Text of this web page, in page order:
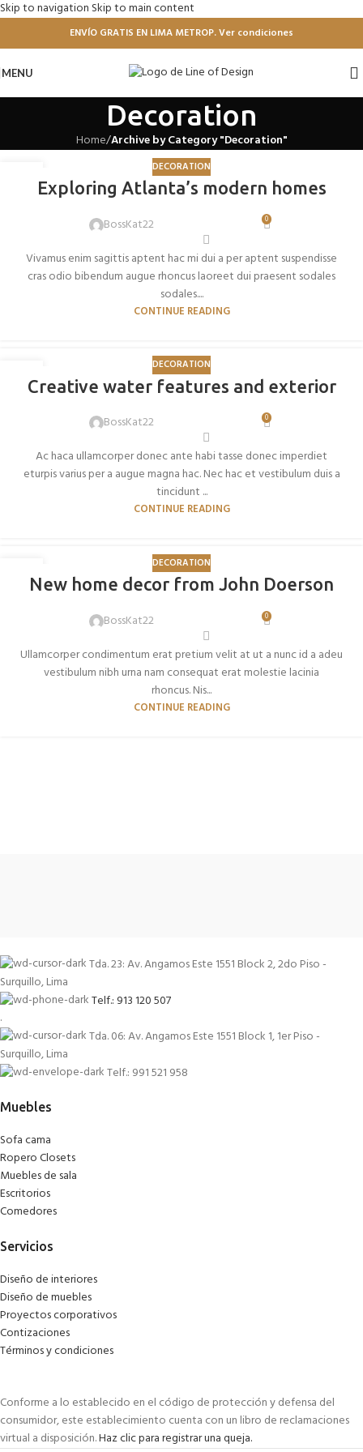
Skip to navigation Skip to main content
ENVÍO GRATIS EN LIMA METROP. Ver condiciones
MENU
Decoration
Home/Archive by Category "Decoration"
DECORATION
Exploring Atlanta’s modern homes
BossKat22 0
Vivamus enim sagittis aptent hac mi dui a per aptent suspendisse
cras odio bibendum augue rhoncus laoreet dui praesent sodales
sodales....
CONTINUE READING
27
AGO
DECORATION
Creative water features and exterior
BossKat22 0
Ac haca ullamcorper donec ante habi tasse donec imperdiet
eturpis varius per a augue magna hac. Nec hac et vestibulum duis a
tincidunt ...
CONTINUE READING
AGO
DECORATION
New home decor from John Doerson
BossKat22 0
Ullamcorper condimentum erat pretium velit at ut a nunc id a adeu
vestibulum nibh urna nam consequat erat molestie lacinia
rhoncus. Nis...
CONTINUE READING
Tda. 23: Av. Angamos Este 1551 Block 2, 2do Piso -
Surquillo, Lima
Telf.: 913 120 507
.
Tda. 06: Av. Angamos Este 1551 Block 1, 1er Piso -
Surquillo, Lima
Telf.: 991 521 958
Muebles
Sofa cama
Ropero Closets
Muebles de sala
Escritorios
Comedores
Servicios
Diseño de interiores
Diseño de muebles
Proyectos corporativos
Contizaciones
Términos y condiciones
Conforme a lo establecido en el código de protección y defensa del
consumidor, este establecimiento cuenta con un libro de reclamaciones
virtual a disposición.Haz clic para registrar una queja.